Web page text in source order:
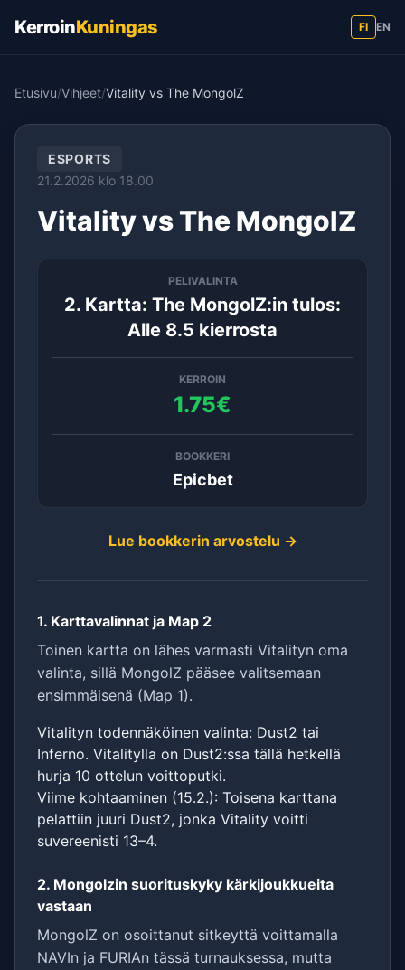
KerroinKuningas FI EN
Etusivu/Vihjeet/Vitality vs The MongolZ
ESPORTS
21.2.2026 klo 18.00
Vitality vs The MongolZ
PELIVALINTA
2. Kartta: The MongolZ:in tulos:
Alle 8.5 kierrosta
KERROIN
1.75€
BOOKKERI
Epicbet
Lue bookkerin arvostelu →
1. Karttavalinnat ja Map 2
Toinen kartta on lähes varmasti Vitalityn oma
valinta, sillä MongolZ pääsee valitsemaan
ensimmäisenä (Map 1).
Vitalityn todennäköinen valinta: Dust2 tai
Inferno. Vitalitylla on Dust2:ssa tällä hetkellä
hurja 10 ottelun voittoputki.
Viime kohtaaminen (15.2.): Toisena karttana
pelattiin juuri Dust2, jonka Vitality voitti
suvereenisti 13–4.
2. Mongolzin suorituskyky kärkijoukkueita
vastaan
MongolZ on osoittanut sitkeyttä voittamalla
NAVIn ja FURIAn tässä turnauksessa, mutta